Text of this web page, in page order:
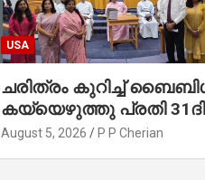
USA
ചരിത്രം കുറിച്ച്
കയ്യെഴുത്തു പ്രതി
കൊണ്ട് പൂർത്തിയാക്കി
August 5, 2026 P P Cherian